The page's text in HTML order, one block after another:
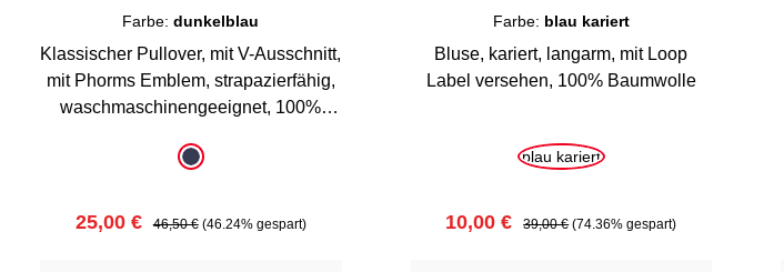
Farbe:dunkelblau
Klassischer Pullover, mit V-Ausschnitt,
mit Phorms Emblem, strapazierfähig,
waschmaschinengeeignet, 100%
auswählendunkelblau
Verkaufspreis:
25,00 € Regulärer Preis:
46,50 € (46.24% gespart)
Farbe: blau kariert
Bluse, kariert, langarm, mit Loop
Label versehen, 100% Baumwolle
auswählen
blau kariert
Verkaufspreis:
10,00 € Regulärer Preis:
39,00 € (74.36% gespart)